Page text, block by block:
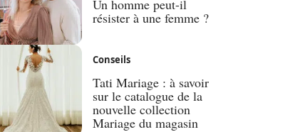
Un homme peut-il
résister à une femme ?
Conseils
Tati Mariage : à savoir
sur le catalogue de la
nouvelle collection
Mariage du magasin